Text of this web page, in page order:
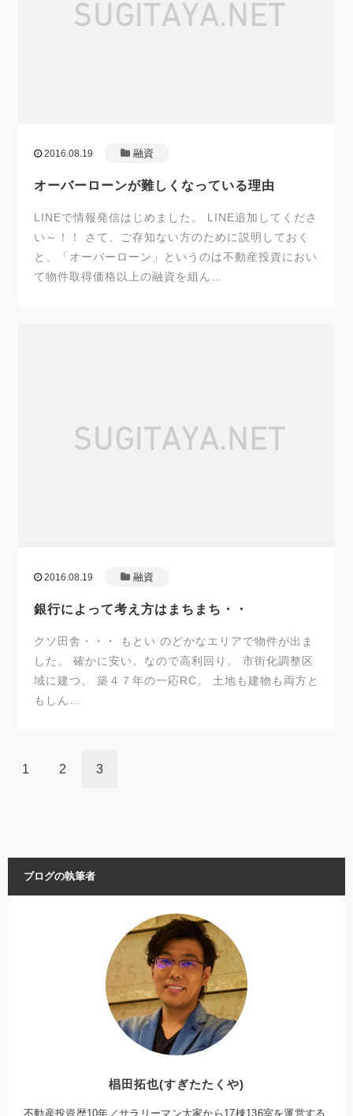
2016.08.19 融資
オーバーローンが難しくなっている理由
LINEで情報発信はじめました。 LINE追加してくださ
い～！！ さて、ご存知ない方のために説明しておく
と、「オーバーローン」というのは不動産投資におい
て物件取得価格以上の融資を組ん…
2016.08.19 融資
銀行によって考え方はまちまち・・
クソ田舎・・・ もとい のどかなエリアで物件が出ま
した。 確かに安い。なので高利回り。 市街化調整区
域に建つ、 築４７年の一応RC。 土地も建物も両方と
もしん…
1 2 3
ブログの執筆者
椙田拓也(すぎたたくや)
不動産投資歴10年／サラリーマン大家から17棟136室を運営する